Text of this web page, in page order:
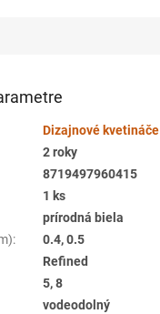
Dizajnové kvetináče
2 roky
8719497960415
1 ks
prírodná biela
:
0.4, 0.5
Refined
5, 8
vodeodolný